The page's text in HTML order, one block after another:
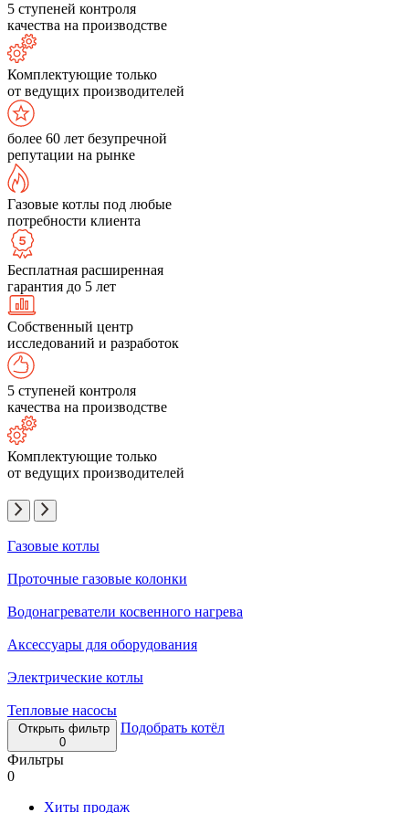
5 ступеней контроля
качества на производстве
Комплектующие только
от ведущих производителей
более 60 лет безупречной
репутации на рынке
Газовые котлы под любые
потребности клиента
Бесплатная расширенная
гарантия до 5 лет
Собственный центр
исследований и разработок
5 ступеней контроля
качества на производстве
Комплектующие только
от ведущих производителей
Газовые котлы
Проточные газовые колонки
Водонагреватели косвенного нагрева
Аксессуары для оборудования
Электрические котлы
Тепловые насосы
Открыть фильтр
0
Подобрать котёл
Фильтры
0
Хиты продаж